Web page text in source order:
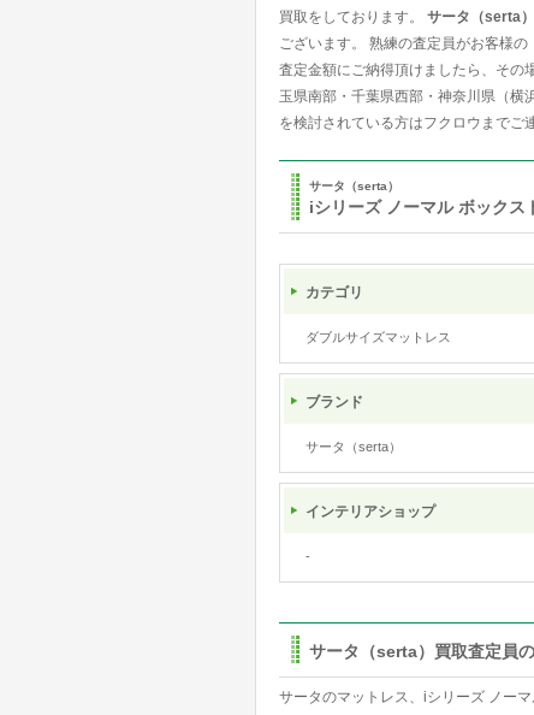
買取をしております。 サータ（serta）
ございます。 熟練の査定員がお客様
査定金額にご納得頂けましたら、その
玉県南部・千葉県西部・神奈川県（横
を検討されている方はフクロウまでご
サータ（serta）
iシリーズ ノーマル ボックス
カテゴリ
ダブルサイズマットレス
ブランド
サータ（serta）
インテリアショップ
-
サータ（serta）買取査定員
サータのマットレス、iシリーズ ノー